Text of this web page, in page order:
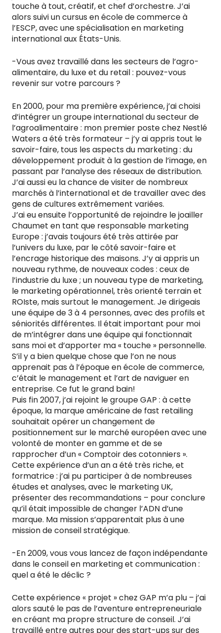
touche à tout, créatif, et chef d’orchestre. J’ai
alors suivi un cursus en école de commerce à
l’ESCP, avec une spécialisation en marketing
international aux États-Unis.
-Vous avez travaillé dans les secteurs de l’agro-
alimentaire, du luxe et du retail : pouvez-vous
revenir sur votre parcours ?
En 2000, pour ma première expérience, j’ai choisi
d’intégrer un groupe international du secteur de
l’agroalimentaire : mon premier poste chez Nestlé
Waters a été très formateur – j’y ai appris tout le
savoir-faire, tous les aspects du marketing : du
développement produit à la gestion de l’image, en
passant par l’analyse des réseaux de distribution.
J’ai aussi eu la chance de visiter de nombreux
marchés à l’international et de travailler avec des
gens de cultures extrêmement variées.
J’ai eu ensuite l’opportunité de rejoindre le joailler
Chaumet en tant que responsable marketing
Europe : j’avais toujours été très attirée par
l’univers du luxe, par le côté savoir-faire et
l’encrage historique des maisons. J’y ai appris un
nouveau rythme, de nouveaux codes : ceux de
l’industrie du luxe ; un nouveau type de marketing,
le marketing opérationnel, très orienté terrain et
ROIste, mais surtout le management. Je dirigeais
une équipe de 3 à 4 personnes, avec des profils et
séniorités différentes. Il était important pour moi
de m’intégrer dans une équipe qui fonctionnait
sans moi et d’apporter ma « touche » personnelle.
S’il y a bien quelque chose que l’on ne nous
apprenait pas à l’époque en école de commerce,
c’était le management et l’art de naviguer en
entreprise. Ce fut le grand bain!
Puis fin 2007, j’ai rejoint le groupe GAP : à cette
époque, la marque américaine de fast retailing
souhaitait opérer un changement de
positionnement sur le marché européen avec une
volonté de monter en gamme et de se
rapprocher d’un « Comptoir des cotonniers ».
Cette expérience d’un an a été très riche, et
formatrice : j’ai pu participer à de nombreuses
études et analyses, avec le marketing UK,
présenter des recommandations – pour conclure
qu’il était impossible de changer l’ADN d’une
marque. Ma mission s’apparentait plus à une
mission de conseil stratégique.
-En 2009, vous vous lancez de façon indépendante
dans le conseil en marketing et communication :
quel a été le déclic ?
Cette expérience « projet » chez GAP m’a plu – j’ai
alors sauté le pas de l’aventure entrepreneuriale
en créant ma propre structure de conseil. J’ai
travaillé entre autres pour des start-ups sur des